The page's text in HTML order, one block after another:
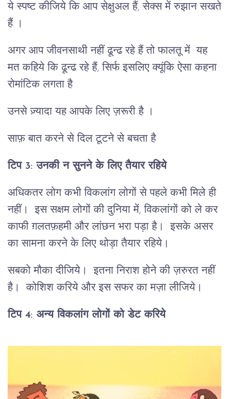
ये स्पष्ट कीजिये कि आप सेक्षुअल हैं, सेक्स में रुझान सखते
हैं ।
अगर आप जीवनसाथी नहीं ढून्ढ रहे हैं तो फालतू में यह
मत कहिये कि ढून्ढ रहे हैं, सिर्फ इसलिए क्यूंकि ऐसा कहना
रोमांटिक लगता है
उनसे ज़्यादा यह आपके लिए ज़रूरी है ।
साफ़ बात करने से दिल टूटने से बचता है
टिप 3:उनकी न सुनने के लिए तैयार रहिये
अधिकतर लोग कभी विकलांग लोगों से पहले कभी मिले ही
नहीं। इस सक्षम लोगों की दुनिया में, विकलांगों को ले कर
काफी ग़लतफ़हमी और लांछन भरा पड़ा है। इसके असर
का सामना करने के लिए थोड़ा तैयार रहिये।
सबको मौका दीजिये। इतना निराश होने की ज़रुरत नहीं
है। कोशिश करिये और इस सफर का मज़ा लीजिये।
टिप 4: अन्य विकलांग लोगों को डेट करिये